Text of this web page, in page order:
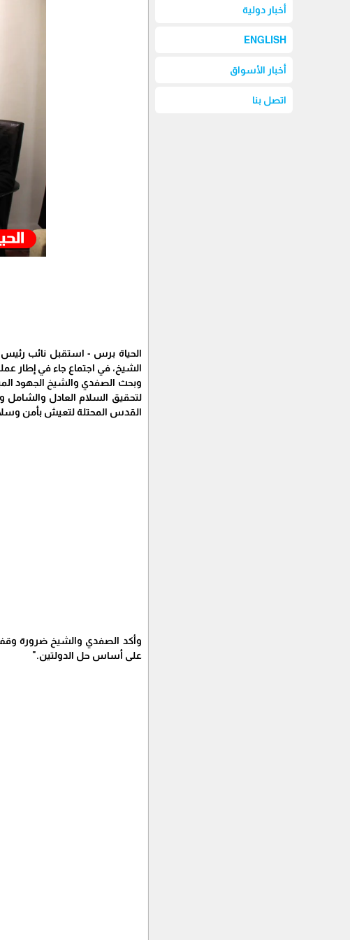
أخبار دولية
ENGLISH
أخبار الأسواق
اتصل بنا
الحياة برس - استقبل نائب رئيس
الشيخ، في اجتماع جاء في إطار
وبحث الصفدي والشيخ الجهود
القدس المحتلة لتعيش بأمن
وأكد الصفدي والشيخ ضرورة وقف
على أساس حل الدولتين."